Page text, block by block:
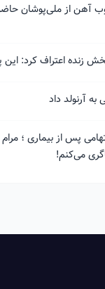
آهن از ملی‌پوشان
زنده اعتراف کرد: این
آرنولد داد
پس از بیماری ؛
می‌کنم!